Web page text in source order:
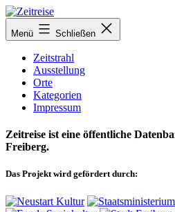
Zum
Inhalt
springen
Menü Schließen
Zeitstrahl
Ausstellung
Orte
Kategorien
Impressum
Zeitreise ist eine öffentliche
Freiberg.
Das Projekt wird gefördert durch: